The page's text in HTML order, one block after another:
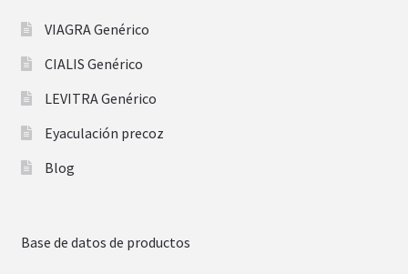
VIAGRA Genérico
CIALIS Genérico
LEVITRA Genérico
Eyaculación precoz
Blog
Base de datos de productos